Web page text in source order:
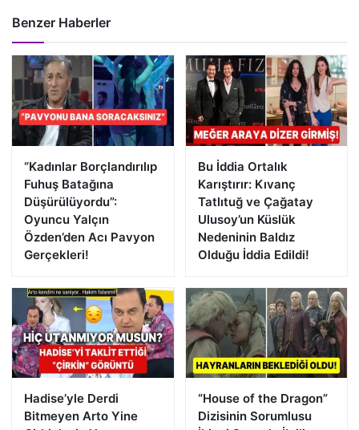
Benzer Haberler
“Kadınlar Borçlandırılıp
Fuhuş Batağına
Düşürülüyordu”:
Oyuncu Yalçın
Özden’den Acı Pavyon
Gerçekleri!
Bu İddia Ortalık
Karıştırır: Kıvanç
Tatlıtuğ ve Çağatay
Ulusoy’un Küslük
Nedeninin Baldız
Olduğu İddia Edildi!
Hadise’yle Derdi
Bitmeyen Arto Yine
“House of the Dragon”
Dizisinin Sorumlusu